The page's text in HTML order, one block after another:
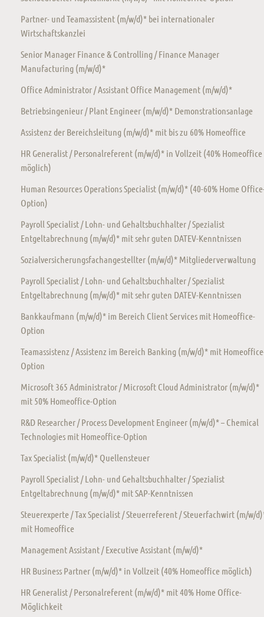
Partner- und Teamassistent (m/w/d)* bei internationaler
Wirtschaftskanzlei
Senior Manager Finance & Controlling / Finance Manager
Manufacturing (m/w/d)*
Office Administrator / Assistant Office Management (m/w/d)*
Betriebsingenieur / Plant Engineer (m/w/d)* Demonstrationsanlage
Assistenz der Bereichsleitung (m/w/d)* mit bis zu 60% Homeoffice
HR Generalist / Personalreferent (m/w/d)* in Vollzeit (40% Homeoffice
möglich)
Human Resources Operations Specialist (m/w/d)* (40-60% Home
Option)
Payroll Specialist / Lohn- und Gehaltsbuchhalter / Spezialist
Entgeltabrechnung (m/w/d)* mit sehr guten DATEV-Kenntnissen
Sozialversicherungsfachangestellter (m/w/d)* Mitgliederverwaltung
Payroll Specialist / Lohn- und Gehaltsbuchhalter / Spezialist
Entgeltabrechnung (m/w/d)* mit sehr guten DATEV-Kenntnissen
Bankkaufmann (m/w/d)* im Bereich Client Services mit Homeoffice-
Option
Teamassistenz / Assistenz im Bereich Banking (m/w/d)* mit
Option
Microsoft 365 Administrator / Microsoft Cloud Administrator (m/w/d)*
mit 50% Homeoffice-Option
R&D Researcher / Process Development Engineer (m/w/d)* – Chemical
Technologies mit Homeoffice-Option
Tax Specialist (m/w/d)* Quellensteuer
Payroll Specialist / Lohn- und Gehaltsbuchhalter / Spezialist
Entgeltabrechnung (m/w/d)* mit SAP-Kenntnissen
Steuerexperte / Tax Specialist / Steuerreferent / Steuerfachwirt (m/w/
mit Homeoffice
Management Assistant / Executive Assistant (m/w/d)*
HR Business Partner (m/w/d)* in Vollzeit (40% Homeoffice möglich)
HR Generalist / Personalreferent (m/w/d)* mit 40% Home Office-
Möglichkeit